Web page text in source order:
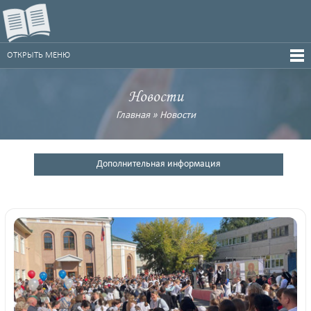
ОТКРЫТЬ МЕНЮ
Новости
Главная» Новости
Дополнительная информация